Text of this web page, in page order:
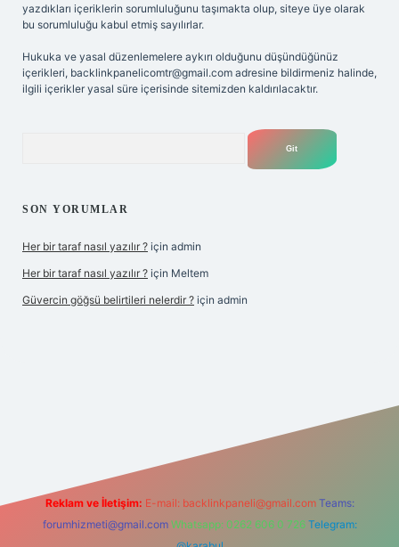
yazdıkları içeriklerin sorumluluğunu taşımakta olup, siteye üye olarak
bu sorumluluğu kabul etmiş sayılırlar.
Hukuka ve yasal düzenlemelere aykırı olduğunu düşündüğünüz
içerikleri, backlinkpanelicomtr@gmail.com adresine bildirmeniz halinde,
ilgili içerikler yasal süre içerisinde sitemizden kaldırılacaktır.
SON YORUMLAR
Her bir taraf nasıl yazılır ? için admin
Her bir taraf nasıl yazılır ? için Meltem
Güvercin göğsü belirtileri nelerdir ? için admin
Reklam ve İletişim: E-mail: backlinkpaneli@gmail.com Teams:
forumhizmeti@gmail.com Whatsapp: 0262 606 0 726 Telegram: